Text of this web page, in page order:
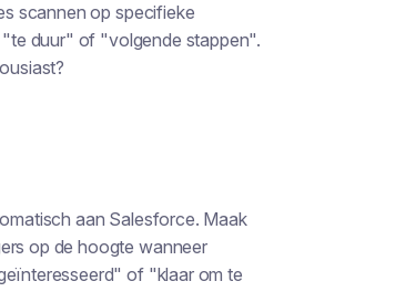
scannen op specifieke
duur" of "volgende stappen".
aan Salesforce. Maak
op de hoogte wanneer
of "klaar om te